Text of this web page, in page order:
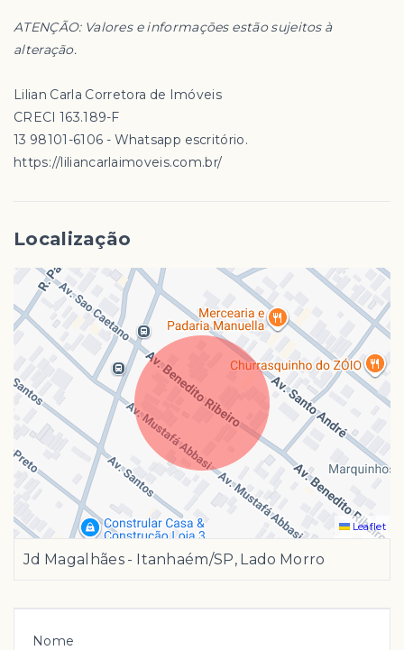
Nome
ATENÇÃO: Valores e informações estão sujeitos à
alteração.
Lilian Carla Corretora de Imóveis
CRECI 163.189-F
13 98101-6106 - Whatsapp escritório.
https://liliancarlaimoveis.com.br/
Localização
Leaflet
Jd Magalhães - Itanhaém/SP, Lado Morro